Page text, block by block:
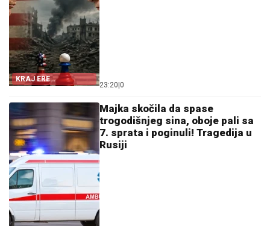
KRAJ ERE
STRATEŠKIH
23:20 0
Majka skočila da spase
trogodišnjeg sina, oboje pali sa
7. sprata i poginuli! Tragedija u
Rusiji